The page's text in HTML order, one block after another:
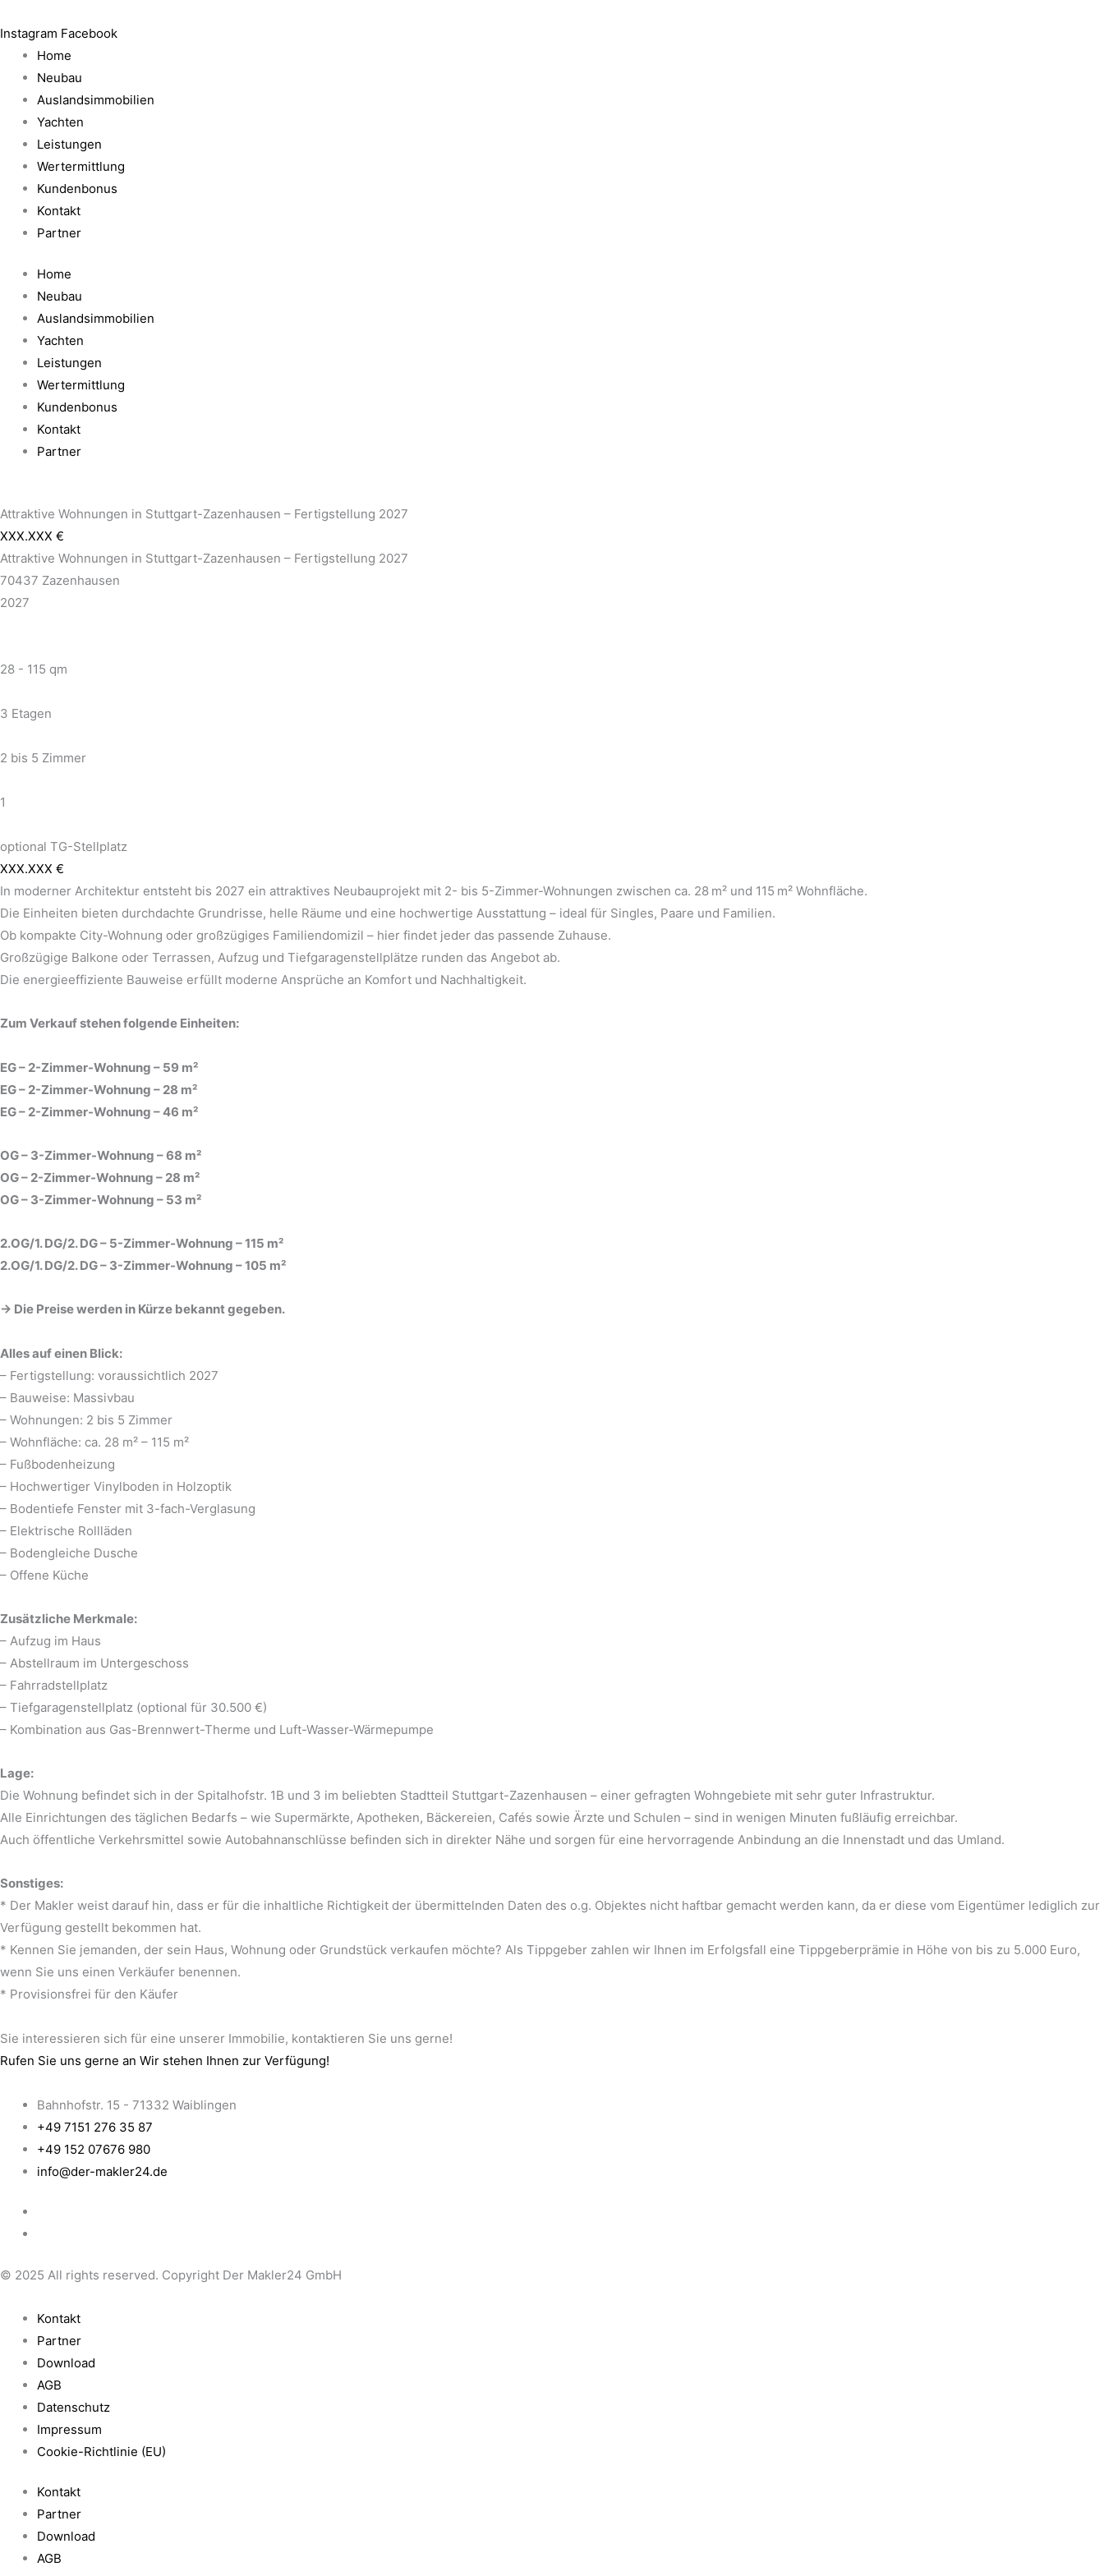
Inhalt
springen
Instagram Facebook
Home
Neubau
Auslandsimmobilien
Yachten
Leistungen
Wertermittlung
Kundenbonus
Kontakt
Partner
Home
Neubau
Auslandsimmobilien
Yachten
Leistungen
Wertermittlung
Kundenbonus
Kontakt
Partner
Attraktive Wohnungen in Stuttgart-Zazenhausen – Fertigstellung 2027
XXX.XXX €
Attraktive Wohnungen in Stuttgart-Zazenhausen – Fertigstellung 2027
70437 Zazenhausen
2027
28 - 115 qm
3 Etagen
2 bis 5 Zimmer
1
optional TG-Stellplatz
XXX.XXX €
In moderner Architektur entsteht bis 2027 ein attraktives Neubauprojekt mit 2- bis 5-Zimmer-Wohnungen zwischen ca. 28 m² und 115 m² Wohnfläche.
Die Einheiten bieten durchdachte Grundrisse, helle Räume und eine hochwertige Ausstattung – ideal für Singles, Paare und Familien.
Ob kompakte City-Wohnung oder großzügiges Familiendomizil – hier findet jeder das passende Zuhause.
Großzügige Balkone oder Terrassen, Aufzug und Tiefgaragenstellplätze runden das Angebot ab.
Die energieeffiziente Bauweise erfüllt moderne Ansprüche an Komfort und Nachhaltigkeit.
Zum Verkauf stehen folgende Einheiten:
EG – 2-Zimmer-Wohnung – 59 m²
EG – 2-Zimmer-Wohnung – 28 m²
EG – 2-Zimmer-Wohnung – 46 m²
OG – 3-Zimmer-Wohnung – 68 m²
OG – 2-Zimmer-Wohnung – 28 m²
OG – 3-Zimmer-Wohnung – 53 m²
2.OG/1. DG/2. DG – 5-Zimmer-Wohnung – 115 m²
2.OG/1. DG/2. DG – 3-Zimmer-Wohnung – 105 m²
→ Die Preise werden in Kürze bekannt gegeben.
Alles auf einen Blick:
– Fertigstellung: voraussichtlich 2027
– Bauweise: Massivbau
– Wohnungen: 2 bis 5 Zimmer
– Wohnfläche: ca. 28 m² – 115 m²
– Fußbodenheizung
– Hochwertiger Vinylboden in Holzoptik
– Bodentiefe Fenster mit 3-fach-Verglasung
– Elektrische Rollläden
– Bodengleiche Dusche
– Offene Küche
Zusätzliche Merkmale:
– Aufzug im Haus
– Abstellraum im Untergeschoss
– Fahrradstellplatz
– Tiefgaragenstellplatz (optional für 30.500 €)
– Kombination aus Gas-Brennwert-Therme und Luft-Wasser-Wärmepumpe
Lage:
Die Wohnung befindet sich in der Spitalhofstr. 1B und 3 im beliebten Stadtteil Stuttgart-Zazenhausen – einer gefragten Wohngebiete mit sehr guter Infrastruktur.
Alle Einrichtungen des täglichen Bedarfs – wie Supermärkte, Apotheken, Bäckereien, Cafés sowie Ärzte und Schulen – sind in wenigen Minuten fußläufig erreichbar.
Auch öffentliche Verkehrsmittel sowie Autobahnanschlüsse befinden sich in direkter Nähe und sorgen für eine hervorragende Anbindung an die Innenstadt und das Umland.
Sonstiges:
* Der Makler weist darauf hin, dass er für die inhaltliche Richtigkeit der übermittelnden Daten des o.g. Objektes nicht haftbar gemacht werden kann, da er diese vom Eigentümer lediglich zur
Verfügung gestellt bekommen hat.
* Kennen Sie jemanden, der sein Haus, Wohnung oder Grundstück verkaufen möchte? Als Tippgeber zahlen wir Ihnen im Erfolgsfall eine Tippgeberprämie in Höhe von bis zu 5.000 Euro,
wenn Sie uns einen Verkäufer benennen.
* Provisionsfrei für den Käufer
Sie interessieren sich für eine unserer Immobilie, kontaktieren Sie uns gerne!
Rufen Sie uns gerne an Wir stehen Ihnen zur Verfügung!
Bahnhofstr. 15 - 71332 Waiblingen
+49 7151 276 35 87
+49 152 07676 980
info@der-makler24.de
© 2025 All rights reserved. Copyright Der Makler24 GmbH
Kontakt
Partner
Download
AGB
Datenschutz
Impressum
Cookie-Richtlinie (EU)
Kontakt
Partner
Download
AGB